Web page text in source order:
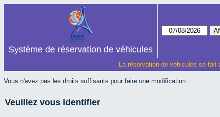
Système de réservation de véhicules
La réservation de véhicules se
Vous n'avez pas les droits suffisants pour faire une modification.
Veuillez vous identifier